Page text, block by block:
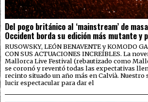
Del pogo británico al ‘mainstream’ de
Occident borda su edición más mutante y
RUSOWSKY, LEÓN BENAVENTE y KOMODO
CON SUS ACTUACIONES INCREÍBLES. La
Mallorca Live Festival (rebautizado como
se coronó y reventó todas las expectativas
recinto situado un año más en Calvià.
lucir espectacular para dar el